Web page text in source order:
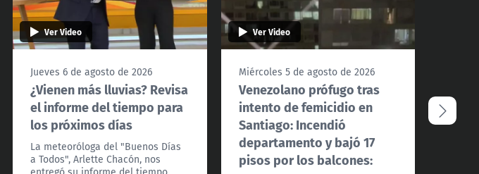
Ver Video
Jueves 6 de agosto de 2026
¿Vienen más lluvias? Revisa
el informe del tiempo para
los próximos días
La meteoróloga del "Buenos Días
a Todos", Arlette Chacón, nos
Ver Video
Miércoles 5 de agosto de 2026
Venezolano prófugo tras
intento de femicidio en
Santiago: Incendió
departamento y bajó 17
pisos por los balcones: